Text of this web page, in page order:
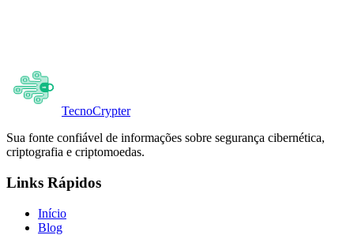
Vocês oferecem planos corporativos?
TecnoCrypter
Sua fonte confiável de informações sobre segurança cibernética,
criptografia e criptomoedas.
Links Rápidos
Início
Blog